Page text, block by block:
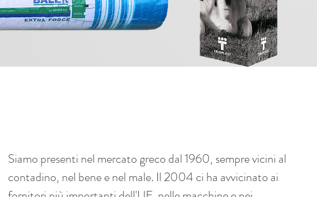
Siamo presenti nel mercato greco dal 1960, sempre vicini al
contadino, nel bene e nel male. Il 2004 ci ha avvicinato ai